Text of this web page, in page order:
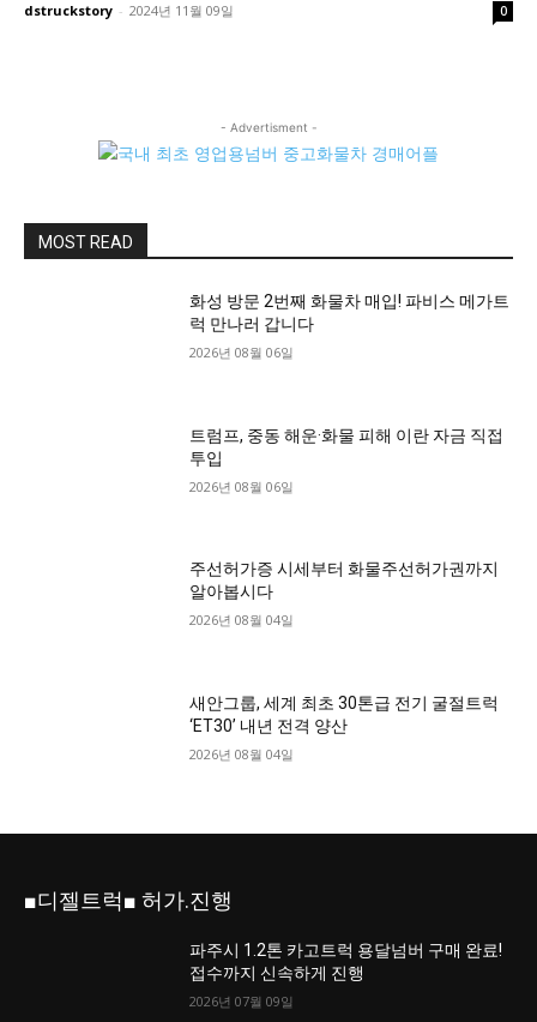
dstruckstory - 2024년 11월 09일 0
- Advertisment -
MOST READ
화성 방문 2번째 화물차 매입! 파비스 메가트
럭 만나러 갑니다
2026년 08월 06일
트럼프, 중동 해운·화물 피해 이란 자금 직접
투입
2026년 08월 06일
주선허가증 시세부터 화물주선허가권까지
알아봅시다
2026년 08월 04일
새안그룹, 세계 최초 30톤급 전기 굴절트럭
‘ET30’ 내년 전격 양산
2026년 08월 04일
■디젤트럭■ 허가.진행
파주시 1.2톤 카고트럭 용달넘버 구매 완료!
접수까지 신속하게 진행
2026년 07월 09일